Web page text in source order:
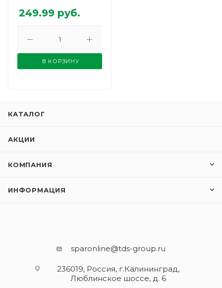
249.99 руб.
В КОРЗИНУ
КАТАЛОГ
АКЦИИ
КОМПАНИЯ
ИНФОРМАЦИЯ
sparonline@tds-group.ru
236019, Россия, г.Калининград,
Люблинское шоссе, д. 6